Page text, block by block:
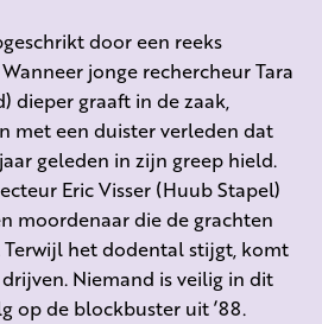
door een reeks
jonge rechercheur Tara
dieper graaft in de zaak,
met een duister verleden dat
geleden in zijn greep hield.
Eric Visser (Huub Stapel)
moordenaar die de grachten
het dodental stijgt, komt
Niemand is veilig in dit
op de blockbuster uit ’88.